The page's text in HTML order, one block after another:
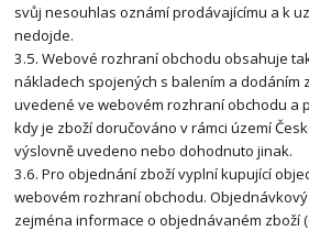
svůj nesouhlas oznámí prodávajícímu a k
nedojde.
3.5. Webové rozhraní obchodu obsahuje
nákladech spojených s balením a dodáním
uvedené ve webovém rozhraní obchodu a
kdy je zboží doručováno v rámci území
výslovně uvedeno nebo dohodnuto jinak.
3.6. Pro objednání zboží vyplní kupující
webovém rozhraní obchodu.
zejména informace o objednávaném zboží